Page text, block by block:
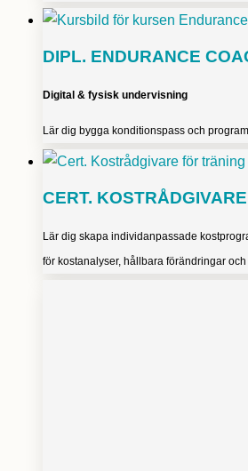
DIPL. ENDURANCE
Digital & fysisk undervisning
Lär dig bygga konditionspass och
CERT.
Lär dig skapa individanpassade
för kostanalyser, hållbara förändringar